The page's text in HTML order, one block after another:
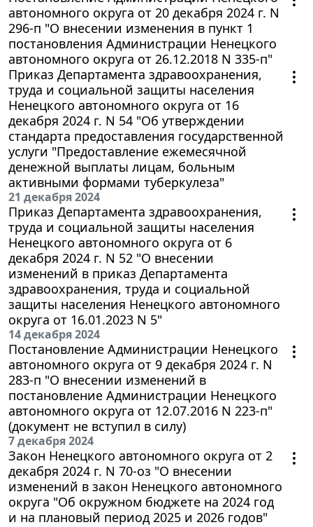
автономного округа от 20 декабря 2024 г. N
296-п "О внесении изменения в пункт 1
постановления Администрации Ненецкого
автономного округа от 26.12.2018 N 335-п"
Приказ Департамента здравоохранения,
труда и социальной защиты населения
Ненецкого автономного округа от 16
декабря 2024 г. N 54 "Об утверждении
стандарта предоставления государственной
услуги "Предоставление ежемесячной
денежной выплаты лицам, больным
активными формами туберкулеза"
21 декабря 2024
Приказ Департамента здравоохранения,
труда и социальной защиты населения
Ненецкого автономного округа от 6
декабря 2024 г. N 52 "О внесении
изменений в приказ Департамента
здравоохранения, труда и социальной
защиты населения Ненецкого автономного
округа от 16.01.2023 N 5"
14 декабря 2024
Постановление Администрации Ненецкого
автономного округа от 9 декабря 2024 г. N
283-п "О внесении изменений в
постановление Администрации Ненецкого
автономного округа от 12.07.2016 N 223-п"
(документ не вступил в силу)
7 декабря 2024
Закон Ненецкого автономного округа от 2
декабря 2024 г. N 70-оз "О внесении
изменений в закон Ненецкого автономного
округа "Об окружном бюджете на 2024 год
и на плановый период 2025 и 2026 годов"